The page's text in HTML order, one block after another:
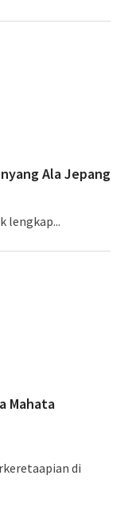
Ala Jepang
lengkap...
Mahata
di